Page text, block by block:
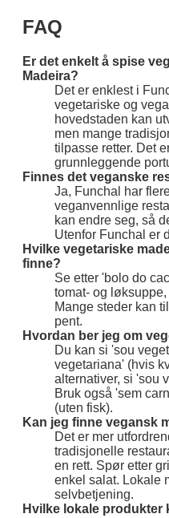
FAQ
Er det enkelt å spise
Madeira?
Det er enklest i
vegetariske og
hovedstaden kan
men mange
tilpasse retter. Det
grunnleggende
Finnes det veganske
Ja, Funchal har
veganvennlige
kan endre seg, så
Utenfor Funchal er
Hvilke vegetariske
finne?
Se etter 'bolo do
tomat- og
Mange steder kan
pent.
Hvordan ber jeg om
Du kan si 'sou
vegetariana' (hvis
alternativer, si 'sou
Bruk også 'sem
(uten fisk).
Kan jeg finne vegansk
Det er mer
tradisjonelle
en rett. Spør etter
enkel salat. Lokale
selvbetjening.
Hvilke lokale produkter